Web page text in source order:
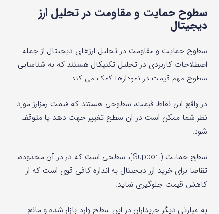
سطوح حمایت و مقاومت در تحلیل ارز
دیجیتال
سطوح حمایت و مقاومت در تحلیل ارزهای دیجیتال از جمله
اصطلاحات کاربردی در تحلیل تکنیکال هستند که به شناسایی
سطوح مهم قیمت در نمودارها کمک می کند.
در واقع این نقاط قیمت، سطوحی هستند که قیمت رمزارز مورد
نظر شما ممکن است در آن سطح تغییر جهت دهد یا متوقف
شود.
سطح حمایت (Support)، سطحی است که در در آن محدوده،
تقاضا برای خرید ارز دیجیتال به اندازه کافی قوی است که از
کاهش قیمت جلوگیری نماید.
به عبارتی دیگر خریداران در این سطح وارد بازار شده و مانع